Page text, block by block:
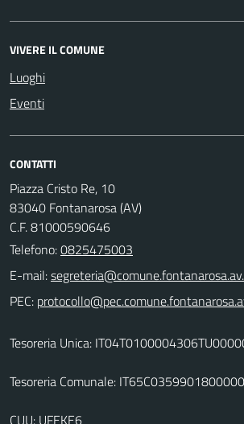
VIVERE IL COMUNE
Luoghi
Eventi
CONTATTI
Piazza Cristo Re, 10
83040 Fontanarosa (AV)
C.F. 81000590646
Telefono:0825475003
E-mail:
PEC:
Tesoreria Unica:
Tesoreria Comunale:
CUU: UFEKE6